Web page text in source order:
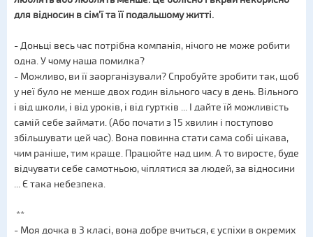
для відносин в сім'ї та її подальшому житті.
- Доньці весь час потрібна компанія, нічого не може робити
одна. У чому наша помилка?
- Можливо, ви її заорганізували? Спробуйте зробити так, щоб
у неї було не менше двох годин вільного часу в день. Вільного
і від школи, і від уроків, і від гуртків ... І дайте їй можливість
самій себе займати. (Або почати з 15 хвилин і поступово
збільшувати цей час). Вона повинна стати сама собі цікава,
чим раніше, тим краще. Працюйте над цим. А то виросте, буде
відчувати себе самотньою, чіплятися за людей, за відносини
... Є така небезпека.
**
- Моя дочка в 3 класі, вона добре вчиться, є успіхи в окремих